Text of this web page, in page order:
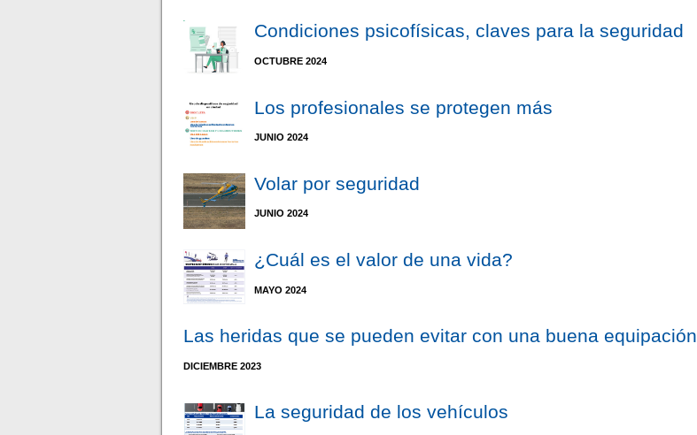
Condiciones psicofísicas, claves para la seguridad
OCTUBRE 2024
Los profesionales se protegen más
JUNIO 2024
Volar por seguridad
JUNIO 2024
¿Cuál es el valor de una vida?
MAYO 2024
Las heridas que se pueden evitar con una buena equipación
DICIEMBRE 2023
La seguridad de los vehículos